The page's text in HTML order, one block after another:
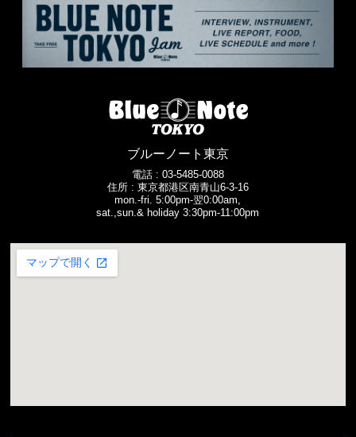
ブルーノート東京
電話 : 03-5485-0088
住所 : 東京都港区南青山6-3-16
mon.-fri. 5:00pm-翌0:00am,
sat.,sun.& holiday 3:30pm-11:00pm